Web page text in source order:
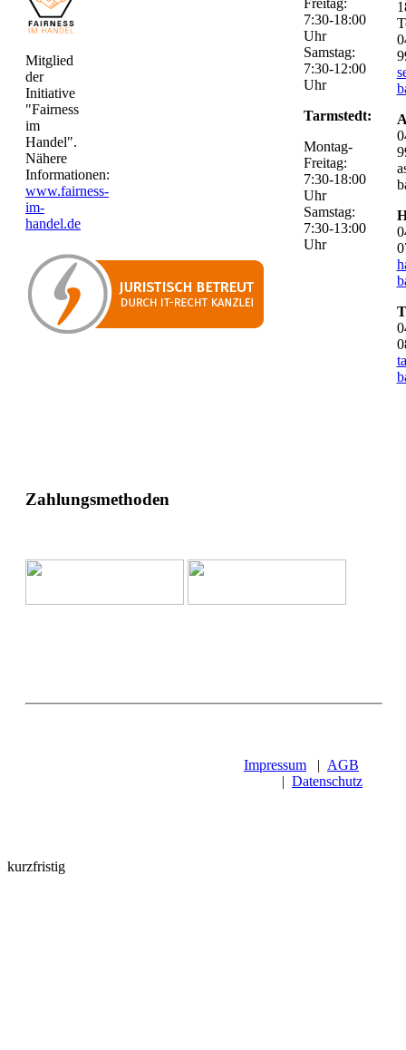
Mitglied
der
Initiative
"Fairness
im
Handel".
Nähere
Informationen:
www.fairness-
im-
handel.de
Freitag:
7:30-18:00
Uhr
Samstag:
7:30-12:00
Uhr
Tarmstedt:
Montag-
Freitag:
7:30-18:00
Uhr
Samstag:
7:30-13:00
Uhr
Zahlungsmethoden
Impressum | AGB
| Datenschutz
kurzfristig